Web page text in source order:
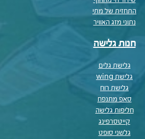
התחזית של מתי
נתוני מזג האוויר
חנות גלישה
גלישת גלים
גלישת wing
גלישת רוח
סאפ מתנפח
חליפות גלישה
קייטסרפינג
גלשני סופט